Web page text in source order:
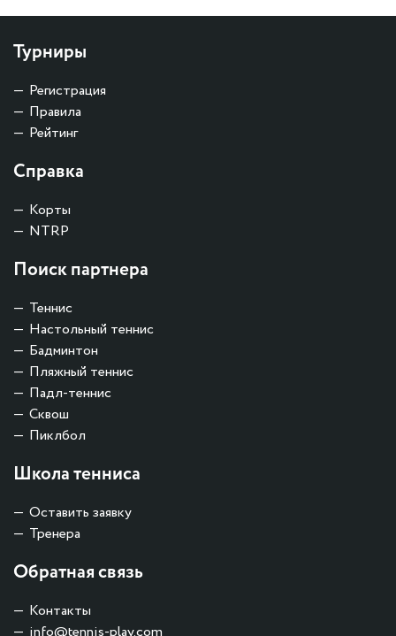
Турниры
Регистрация
Правила
Рейтинг
Справка
Корты
NTRP
Поиск партнера
Теннис
Настольный теннис
Бадминтон
Пляжный теннис
Падл-теннис
Сквош
Пиклбол
Школа тенниса
Оставить заявку
Тренера
Обратная связь
Контакты